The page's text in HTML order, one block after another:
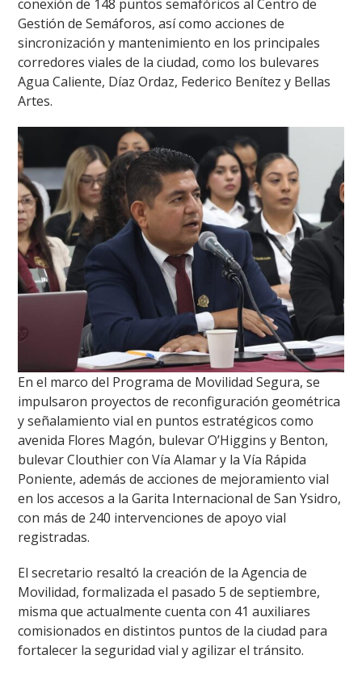
conexión de 148 puntos semafóricos al Centro de
Gestión de Semáforos, así como acciones de
sincronización y mantenimiento en los principales
corredores viales de la ciudad, como los bulevares
Agua Caliente, Díaz Ordaz, Federico Benítez y Bellas
Artes.
En el marco del Programa de Movilidad Segura, se
impulsaron proyectos de reconfiguración geométrica
y señalamiento vial en puntos estratégicos como
avenida Flores Magón, bulevar O’Higgins y Benton,
bulevar Clouthier con Vía Alamar y la Vía Rápida
Poniente, además de acciones de mejoramiento vial
en los accesos a la Garita Internacional de San Ysidro,
con más de 240 intervenciones de apoyo vial
registradas.
El secretario resaltó la creación de la Agencia de
Movilidad, formalizada el pasado 5 de septiembre,
misma que actualmente cuenta con 41 auxiliares
comisionados en distintos puntos de la ciudad para
fortalecer la seguridad vial y agilizar el tránsito.